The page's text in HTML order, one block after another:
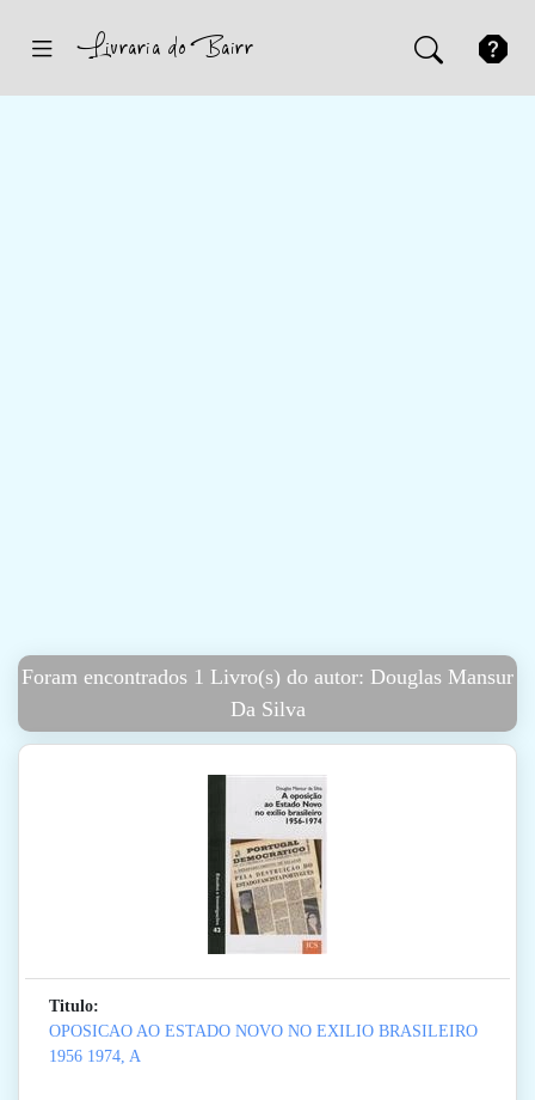
Foram encontrados 1 Livro(s) do autor: Douglas Mansur
Da Silva
Titulo:
OPOSICAO AO ESTADO NOVO NO EXILIO BRASILEIRO
1956 1974, A